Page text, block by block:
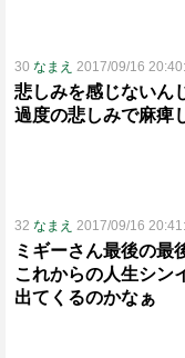
30 なまえ 2017/09/16
悲しみを感じないん
過度の悲しみで麻痺
32 なまえ 2017/09/16
ミギーさん最後の最
これからの人生シン
出てくるのかなぁ